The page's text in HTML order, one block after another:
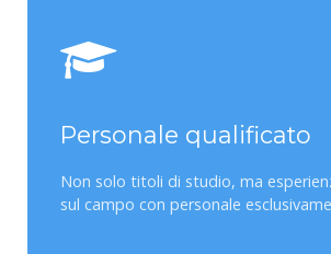
Personale qualificato
Non solo titoli di studio, ma
sul campo con personale